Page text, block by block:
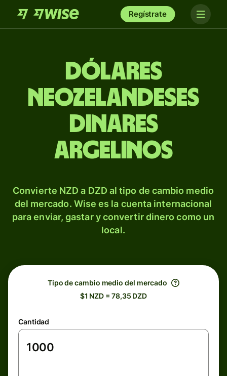
Regístrate
Dólares
neozelandeses
dinares
argelinos
Convierte NZD a DZD al tipo de cambio medio
del mercado. Wise es la cuenta internacional
para enviar, gastar y convertir dinero como un
local.
Tipo de cambio medio del mercado
$1 NZD = 78,35 DZD
Cantidad